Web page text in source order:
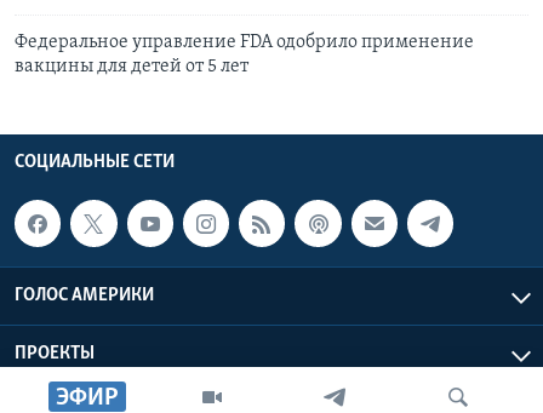
ЭФИР
Федеральное управление FDA одобрило применение
вакцины для детей от 5 лет
СОЦИАЛЬНЫЕ СЕТИ
ГОЛОС АМЕРИКИ
ПРОЕКТЫ